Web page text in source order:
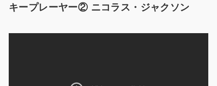
キープレーヤー② ニコラス・ジャクソン